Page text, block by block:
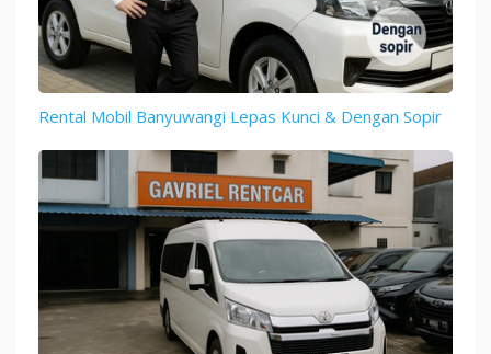
Rental Mobil Banyuwangi Lepas Kunci & Dengan Sopir